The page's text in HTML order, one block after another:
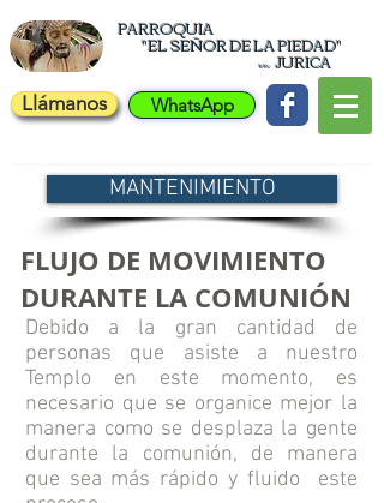
PARROQUIA
"ELSEÑOR DE LA PIEDAD"
enJURICA
Llámanos WhatsApp
MANTENIMIENTO
FLUJO DE MOVIMIENTO
DURANTE LA COMUNIÓN
Debido a la gran cantidad de
personas que asiste a nuestro
Templo en este momento, es
necesario que se organice mejor la
manera como se desplaza la gente
durante la comunión, de manera
que sea más rápido y fluido este